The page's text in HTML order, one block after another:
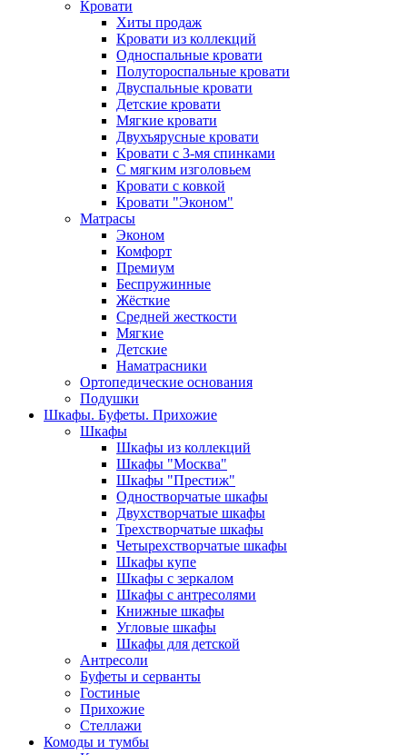
Кровати
Хиты продаж
Кровати из коллекций
Односпальные кровати
Полутороспальные кровати
Двуспальные кровати
Детские кровати
Мягкие кровати
Двухъярусные кровати
Кровати с 3-мя спинками
С мягким изголовьем
Кровати с ковкой
Кровати "Эконом"
Матрасы
Эконом
Комфорт
Премиум
Беспружинные
Жёсткие
Средней жесткости
Мягкие
Детские
Наматрасники
Ортопедические основания
Подушки
Шкафы. Буфеты. Прихожие
Шкафы
Шкафы из коллекций
Шкафы "Москва"
Шкафы "Престиж"
Одностворчатые шкафы
Двухстворчатые шкафы
Трехстворчатые шкафы
Четырехстворчатые шкафы
Шкафы купе
Шкафы с зеркалом
Шкафы с антресолями
Книжные шкафы
Угловые шкафы
Шкафы для детской
Антресоли
Буфеты и серванты
Гостиные
Прихожие
Стеллажи
Комоды и тумбы